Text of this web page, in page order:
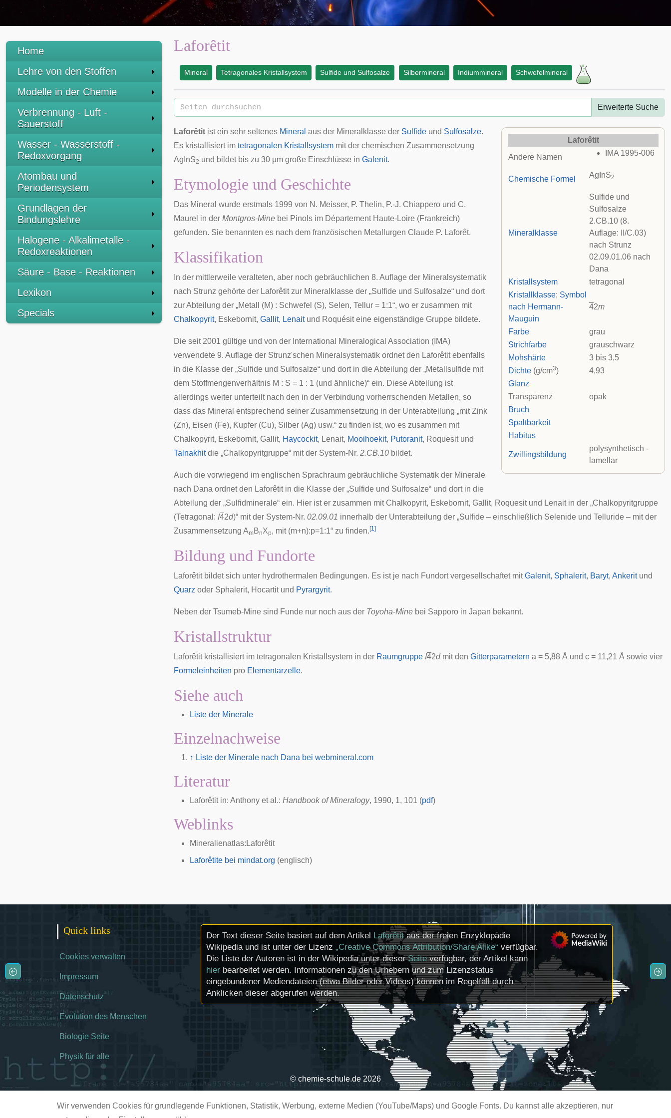
Wir verwenden Cookies für grundlegende Funktionen, Statistik, Werbung, externe Medien (YouTube/Maps) und Google Fonts. Du kannst alle akzeptieren, nur
Home
Lehre von den Stoffen
Modelle in der Chemie
Verbrennung - Luft -
Sauerstoff
Wasser - Wasserstoff -
Redoxvorgang
Atombau und
Periodensystem
Grundlagen der
Bindungslehre
Halogene - Alkalimetalle -
Redoxreaktionen
Säure - Base - Reaktionen
Lexikon
Specials
Laforêtit
Mineral Tetragonales Kristallsystem Sulfide und Sulfosalze Silbermineral Indiummineral Schwefelmineral
Erweiterte Suche
Laforêtit
Andere Namen
IMA 1995-006
Chemische Formel AgInS2
Mineralklasse
Sulfide und
Sulfosalze
2.CB.10 (8.
Auflage: II/C.03)
nach Strunz
02.09.01.06 nach
Dana
Kristallsystem
tetragonal
Kristallklasse; Symbol
nach Hermann-
Mauguin
42m
Farbe
grau
Strichfarbe
grauschwarz
Mohshärte
3 bis 3,5
Dichte (g/cm3)
4,93
Glanz
Transparenz
opak
Bruch
Spaltbarkeit
Habitus
Zwillingsbildung
polysynthetisch -
lamellar
Laforêtit ist ein sehr seltenes Mineral aus der Mineralklasse der Sulfide und Sulfosalze.
Es kristallisiert im tetragonalen Kristallsystem mit der chemischen Zusammensetzung
AgInS2 und bildet bis zu 30 µm große Einschlüsse in Galenit.
Etymologie und Geschichte
Das Mineral wurde erstmals 1999 von N. Meisser, P. Thelin, P.-J. Chiappero und C.
Maurel in der Montgros-Mine bei Pinols im Département Haute-Loire (Frankreich)
gefunden. Sie benannten es nach dem französischen Metallurgen Claude P. Laforêt.
Klassifikation
In der mittlerweile veralteten, aber noch gebräuchlichen 8. Auflage der Mineralsystematik
nach Strunz gehörte der Laforêtit zur Mineralklasse der „Sulfide und Sulfosalze“ und dort
zur Abteilung der „Metall (M) : Schwefel (S), Selen, Tellur = 1:1“, wo er zusammen mit
Chalkopyrit, Eskebornit, Gallit, Lenaitund Roquésiteine eigenständige Gruppe bildete.
Die seit 2001 gültige und von der International Mineralogical Association (IMA)
verwendete 9. Auflage der Strunz'schen Mineralsystematik ordnet den Laforêtit ebenfalls
in die Klasse der „Sulfide und Sulfosalze“ und dort in die Abteilung der „Metallsulfide mit
dem Stoffmengenverhältnis M : S = 1 : 1 (und ähnliche)“ ein. Diese Abteilung ist
allerdings weiter unterteilt nach den in der Verbindung vorherrschenden Metallen, so
dass das Mineral entsprechend seiner Zusammensetzung in der Unterabteilung „mit Zink
(Zn), Eisen (Fe), Kupfer (Cu), Silber (Ag) usw.“ zu finden ist, wo es zusammen mit
Chalkopyrit, Eskebornit, Gallit, Haycockit, Lenait, Mooihoekit, Putoranit, Roquesit und
Talnakhitdie „Chalkopyritgruppe“ mit der System-Nr. 2.CB.10 bildet.
Auch die vorwiegend im englischen Sprachraum gebräuchliche Systematik der Minerale
nach Dana ordnet den Laforêtit in die Klasse der „Sulfide und Sulfosalze“ und dort in die
Abteilung der „Sulfidminerale“ ein. Hier ist er zusammen mit Chalkopyrit, Eskebornit, Gallit, Roquesit und Lenait in der „Chalkopyritgruppe
(Tetragonal: I42d)“ mit der System-Nr. 02.09.01 innerhalb der Unterabteilung der „Sulfide – einschließlich Selenide und Telluride – mit der
Zusammensetzung AmBnXp, mit (m+n):p=1:1“ zu finden. [1]
Bildung und Fundorte
Laforêtit bildet sich unter hydrothermalen Bedingungen. Es ist je nach Fundort vergesellschaftet mitGalenit, Sphalerit, Baryt, Ankeritund
Quarz oder Sphalerit, Hocartitund Pyrargyrit.
Neben der Tsumeb-Mine sind Funde nur noch aus der Toyoha-Mine bei Sapporo in Japan bekannt.
Kristallstruktur
Laforêtit kristallisiert im tetragonalen Kristallsystem in der Raumgruppe I42dmit den Gitterparametern a = 5,88 Å und c = 11,21 Å sowie vier
Formeleinheiten pro Elementarzelle.
Siehe auch
Liste der Minerale
Einzelnachweise
↑ Liste der Minerale nach Dana bei webmineral.com
Literatur
Laforêtit in: Anthony et al.: Handbook of Mineralogy, 1990, 1, 101 (pdf)
Weblinks
Mineralienatlas:Laforêtit
Laforêtite bei mindat.org (englisch)
Quick links
Cookies verwalten
Impressum
Datenschutz
Evolution des Menschen
Biologie Seite
Physik für alle
Der Text dieser Seite basiert auf dem Artikel Laforêtitaus der freien Enzyklopädie
Wikipedia und ist unter der Lizenz „Creative Commons Attribution/Share Alike“ verfügbar.
Die Liste der Autoren ist in der Wikipedia unter dieserSeiteverfügbar, der Artikel kann
hier bearbeitet werden. Informationen zu den Urhebern und zum Lizenzstatus
eingebundener Mediendateien (etwa Bilder oder Videos) können im Regelfall durch
Anklicken dieser abgerufen werden.
© chemie-schule.de 2026